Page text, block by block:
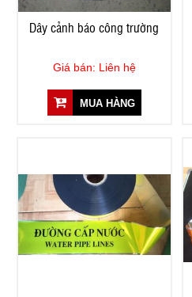
Dây cảnh báo công trường
Giá bán: Liên hệ
MUA HÀNG